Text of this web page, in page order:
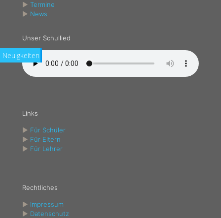
► Termine
► News
Unser Schullied
Links
► Für Schüler
► Für Eltern
► Für Lehrer
Rechtliches
► Impressum
► Datenschutz
Neuigkeiten